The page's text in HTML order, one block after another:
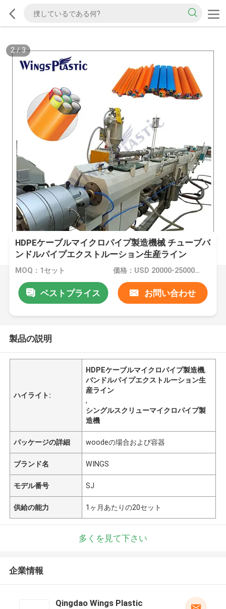
2/3
HDPEケーブルマイクロパイプ製造機械 チューブバ
ンドルパイプエクストルーション生産ライン
MOQ：1セット 価格：USD 20000-25000 per set
ベストプライス お問い合わせ
製品の説明
ハイライト:
HDPEケーブルマイクロパイプ製造機,
バンドルパイプエクストルーション生
産ライン
,
シングルスクリューマイクロパイプ製
造機
パッケージの詳細 woodeの場合および容器
ブランド名 WINGS
モデル番号 SJ
供給の能力 1ヶ月あたりの20セット
多くを見て下さい
企業情報
Qingdao Wings Plastic